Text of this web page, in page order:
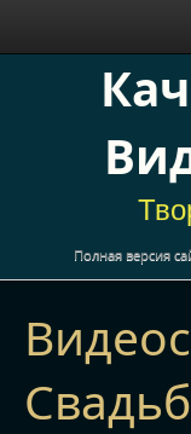
Полная версия